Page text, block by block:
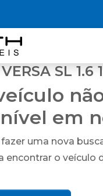
SL
em
uma nova
encontrar o veículo